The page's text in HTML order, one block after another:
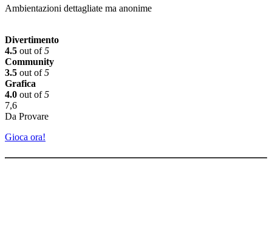
Ambientazioni dettagliate ma anonime
Divertimento
4.5 out of5
Community
3.5 out of5
Grafica
4.0 out of5
7,6
Da Provare
Gioca ora!